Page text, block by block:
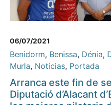
06/07/2021
Benidorm, Benissa, Dénia,
Murla, Noticias, Portada
Arranca este fin de
Diputació d’Alacant